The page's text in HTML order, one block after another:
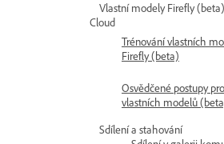
Vlastní modely Firefly
Cloud
Trénování vlastních
Firefly (beta)
Osvědčené postupy
vlastních modelů
Sdílení a stahování